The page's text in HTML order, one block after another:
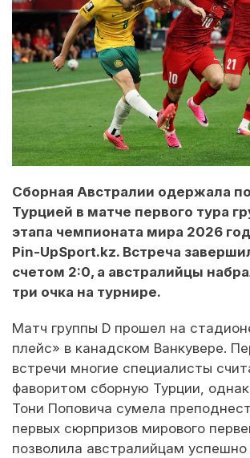
Сборная Австралии одержала
Турцией в матче первого тура
этапа чемпионата мира 2026
Pin-UpSport.kz. Встреча
счетом 2:0, а австралийцы
три очка на турнире.
Матч группы D прошел на
плейс» в канадском Ванкувере.
встречи многие специалисты
фаворитом сборную Турции,
Тони Поповича сумела
первых сюрпризов мирового
позволила австралийцам успешно